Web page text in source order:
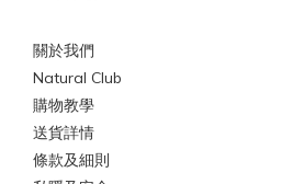
關於我們
Natural Club
購物教學
送貨詳情
條款及細則